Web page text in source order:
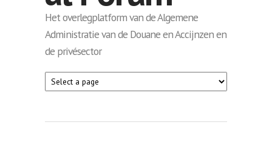
Het overlegplatform van de Algemene
Administratie van de Douane en Accijnzen en
de privésector